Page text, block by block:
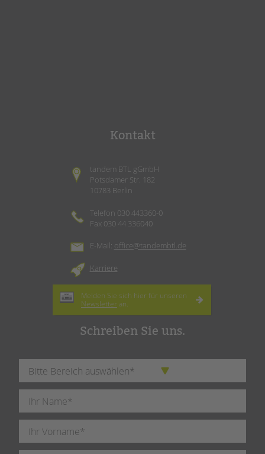
Kontakt
tandem BTL gGmbH
Potsdamer Str. 182
10783 Berlin
Telefon 030 443360-0
Fax 030 44 336040
E-Mail: office@tandembtl.de
Karriere
Melden Sie sich hier für unseren
Newsletter an.
Schreiben Sie uns.